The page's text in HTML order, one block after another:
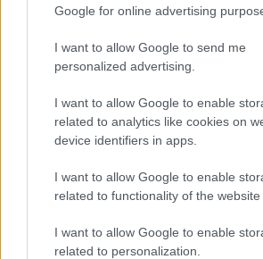
Google for online advertising
I want to allow Google to send me
personalized advertising.
I want to allow Google to enable
related to analytics like cookies on
device identifiers in apps.
I want to allow Google to enable
related to functionality of the website
I want to allow Google to enable
related to personalization.
UnmuteLoaded